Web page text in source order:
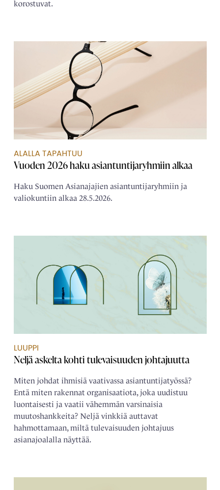
korostuvat.
ALALLA TAPAHTUU
Vuoden 2026 haku asiantuntijaryhmiin alkaa
Haku Suomen Asianajajien asiantuntijaryhmiin ja
valiokuntiin alkaa 28.5.2026.
LUUPPI
Neljä askelta kohti tulevaisuuden johtajuutta
Miten johdat ihmisiä vaativassa asiantuntijatyössä?
Entä miten rakennat organisaatiota, joka uudistuu
luontaisesti ja vaatii vähemmän varsinaisia
muutoshankkeita? Neljä vinkkiä auttavat
hahmottamaan, miltä tulevaisuuden johtajuus
asianajoalalla näyttää.